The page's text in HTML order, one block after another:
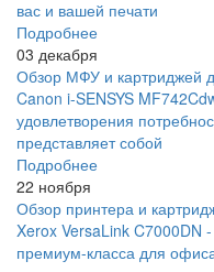
вас и вашей печати
Подробнее
03 декабря
Обзор МФУ и картриджей
Canon i-SENSYS
удовлетворения
представляет собой
Подробнее
22 ноября
Обзор принтера и
Xerox VersaLink C7000DN
премиум-класса для